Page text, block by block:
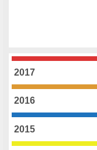
2017
2016
2015